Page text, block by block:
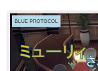
BLUE PROTOCOL